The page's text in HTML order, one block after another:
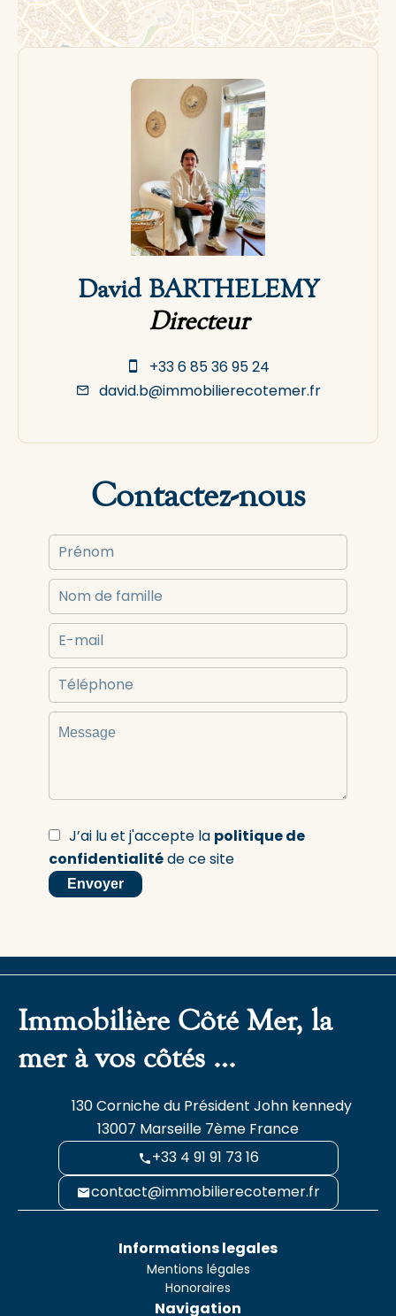
David BARTHELEMY
Directeur
+33 6 85 36 95 24
david.b@immobilierecotemer.fr
Contactez-nous
J’ai lu et j'accepte la politique de
confidentialitéde ce site
Envoyer
Immobilière Côté Mer, la
mer à vos côtés …
130 Corniche du Président John kennedy
13007 Marseille 7ème France
+33 4 91 91 73 16
contact@immobilierecotemer.fr
Informations legales
Mentions légales
Honoraires
Navigation